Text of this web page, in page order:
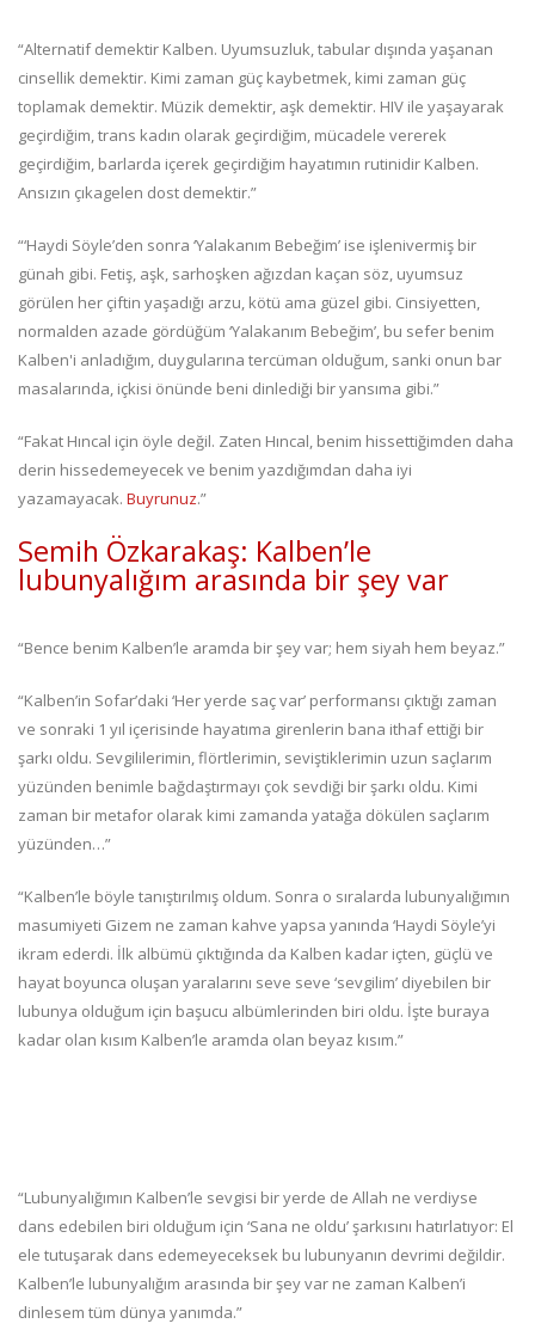
“Alternatif demektir Kalben. Uyumsuzluk, tabular dışında yaşanan
cinsellik demektir. Kimi zaman güç kaybetmek, kimi zaman güç
toplamak demektir. Müzik demektir, aşk demektir. HIV ile yaşayarak
geçirdiğim, trans kadın olarak geçirdiğim, mücadele vererek
geçirdiğim, barlarda içerek geçirdiğim hayatımın rutinidir Kalben.
Ansızın çıkagelen dost demektir.”
“‘Haydi Söyle’den sonra ‘Yalakanım Bebeğim’ ise işlenivermiş bir
günah gibi. Fetiş, aşk, sarhoşken ağızdan kaçan söz, uyumsuz
görülen her çiftin yaşadığı arzu, kötü ama güzel gibi. Cinsiyetten,
normalden azade gördüğüm ‘Yalakanım Bebeğim’, bu sefer benim
Kalben'i anladığım, duygularına tercüman olduğum, sanki onun bar
masalarında, içkisi önünde beni dinlediği bir yansıma gibi.”
“Fakat Hıncal için öyle değil. Zaten Hıncal, benim hissettiğimden daha
derin hissedemeyecek ve benim yazdığımdan daha iyi
yazamayacak. Buyrunuz.”
Semih Özkarakaş: Kalben’le
lubunyalığım arasında bir şey var
“Bence benim Kalben’le aramda bir şey var; hem siyah hem beyaz.”
“Kalben’in Sofar’daki ‘Her yerde saç var’ performansı çıktığı zaman
ve sonraki 1 yıl içerisinde hayatıma girenlerin bana ithaf ettiği bir
şarkı oldu. Sevgililerimin, flörtlerimin, seviştiklerimin uzun saçlarım
yüzünden benimle bağdaştırmayı çok sevdiği bir şarkı oldu. Kimi
zaman bir metafor olarak kimi zamanda yatağa dökülen saçlarım
yüzünden…”
“Kalben’le böyle tanıştırılmış oldum. Sonra o sıralarda lubunyalığımın
masumiyeti Gizem ne zaman kahve yapsa yanında ‘Haydi Söyle’yi
ikram ederdi. İlk albümü çıktığında da Kalben kadar içten, güçlü ve
hayat boyunca oluşan yaralarını seve seve ‘sevgilim’ diyebilen bir
lubunya olduğum için başucu albümlerinden biri oldu. İşte buraya
kadar olan kısım Kalben’le aramda olan beyaz kısım.”
“Lubunyalığımın Kalben’le sevgisi bir yerde de Allah ne verdiyse
dans edebilen biri olduğum için ‘Sana ne oldu’ şarkısını hatırlatıyor: El
ele tutuşarak dans edemeyeceksek bu lubunyanın devrimi değildir.
Kalben’le lubunyalığım arasında bir şey var ne zaman Kalben’i
dinlesem tüm dünya yanımda.”